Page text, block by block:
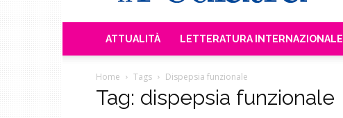
ATTUALITÀ LETTERATURA INTERNAZIONALE
Home Tags Dispepsia funzionale
Tag: dispepsia funzionale